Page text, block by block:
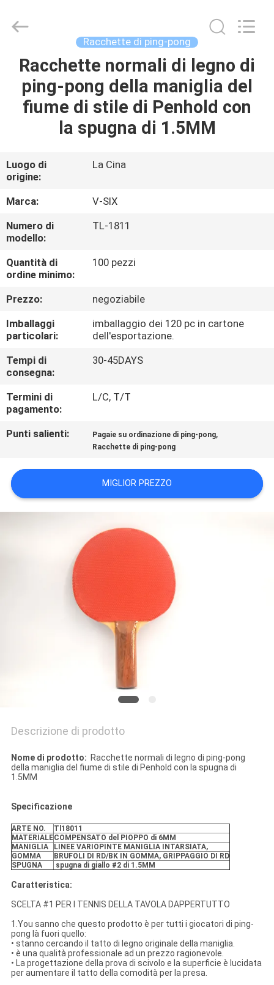
CASA.
PRODOTTI
DI
NOI
VISITA
ALLA
FABBRICA
CONTROLLO
DELLA
QUALITÀ
CONTATTACI
PREVENTIVO
MAPPA
Dunya
Sports
Reserved.
Racchette di ping-pong
Racchette normali di legno di
ping-pong della maniglia del
fiume di stile di Penhold con
la spugna di 1.5MM
Luogo di
origine:
La Cina
Marca:
V-SIX
Numero di
modello:
TL-1811
Quantità di
ordine minimo:
100 pezzi
Prezzo:
negoziabile
Imballaggi
particolari:
imballaggio dei 120 pc in cartone
dell'esportazione.
Tempi di
consegna:
30-45DAYS
Termini di
pagamento:
L/C, T/T
Punti salienti: Pagaie su ordinazione di ping-pong,
Racchette di ping-pong
MIGLIOR PREZZO
Descrizione di prodotto
Nome di prodotto: Racchette normali di legno di ping-pong
della maniglia del fiume di stile di Penhold con la spugna di
1.5MM
Specificazione
ARTE NO.
Tl18011
MATERIALECOMPENSATO del PIOPPO di 6MM
MANIGLIA
LINEE VARIOPINTE MANIGLIA INTARSIATA,
GOMMA
BRUFOLI DI RD/BK IN GOMMA, GRIPPAGGIO DI RD
SPUGNA
spugna di giallo #2 di 1.5MM
Caratteristica:
SCELTA #1 PER I TENNIS DELLA TAVOLA DAPPERTUTTO
1.You sanno che questo prodotto è per tutti i giocatori di ping-
pong là fuori quello:
• stanno cercando il tatto di legno originale della maniglia.
• è una qualità professionale ad un prezzo ragionevole.
• La progettazione della prova di scivolo e la superficie è lucidata
per aumentare il tatto della comodità per la presa.